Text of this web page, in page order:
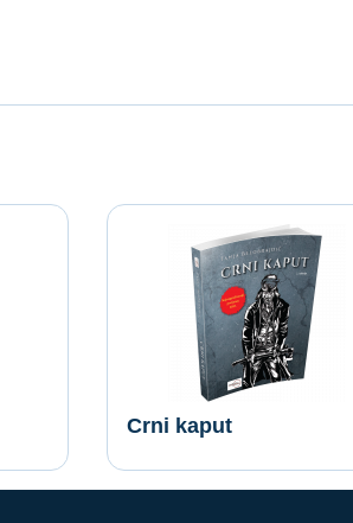
Crni kaput